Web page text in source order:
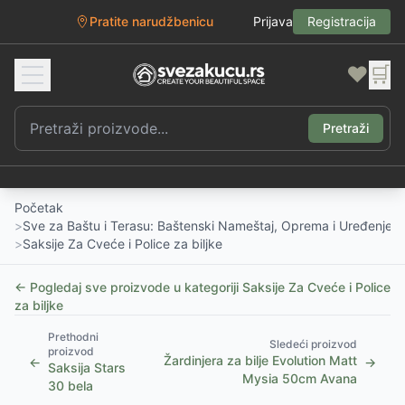
Pratite narudžbenicu Prijava Registracija
❤️ 🛒
Pretraži
Početak
>Sve za Baštu i Terasu: Baštenski Nameštaj, Oprema i Uređenje
>Saksije Za Cveće i Police za biljke
← Pogledaj sve proizvode u kategoriji Saksije Za Cveće i Police
za biljke
←
Prethodni
proizvod
Saksija Stars
30 bela
Sledeći proizvod
Žardinjera za bilje Evolution Matt
Mysia 50cm Avana
→